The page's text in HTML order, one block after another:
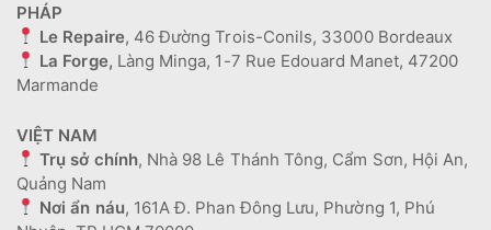
PHÁP
Le Repaire, 46 Đường Trois-Conils, 33000 Bordeaux
La Forge, Làng Minga, 1-7 Rue Edouard Manet, 47200
Marmande
VIỆT NAM
Trụ sở chính, Nhà 98 Lê Thánh Tông, Cẩm Sơn, Hội An,
Quảng Nam
Nơi ẩn náu, 161A Đ. Phan Đông Lưu, Phường 1, Phú